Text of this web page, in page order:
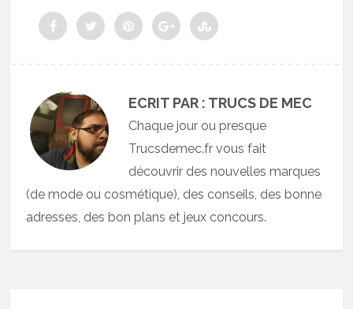
ECRIT PAR : TRUCS DE MEC
Chaque jour ou presque
Trucsdemec.fr vous fait
découvrir des nouvelles marques
(de mode ou cosmétique), des conseils, des bonne
adresses, des bon plans et jeux concours.